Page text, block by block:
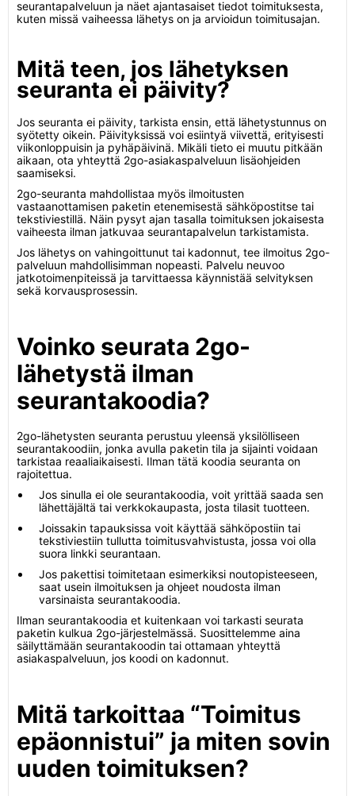
seurantapalveluun ja näet ajantasaiset tiedot toimituksesta,
kuten missä vaiheessa lähetys on ja arvioidun toimitusajan.
Mitä teen, jos lähetyksen
seuranta ei päivity?
Jos seuranta ei päivity, tarkista ensin, että lähetystunnus on
syötetty oikein. Päivityksissä voi esiintyä viivettä, erityisesti
viikonloppuisin ja pyhäpäivinä. Mikäli tieto ei muutu pitkään
aikaan, ota yhteyttä 2go-asiakaspalveluun lisäohjeiden
saamiseksi.
2go-seuranta mahdollistaa myös ilmoitusten
vastaanottamisen paketin etenemisestä sähköpostitse tai
tekstiviestillä. Näin pysyt ajan tasalla toimituksen jokaisesta
vaiheesta ilman jatkuvaa seurantapalvelun tarkistamista.
Jos lähetys on vahingoittunut tai kadonnut, tee ilmoitus 2go-
palveluun mahdollisimman nopeasti. Palvelu neuvoo
jatkotoimenpiteissä ja tarvittaessa käynnistää selvityksen
sekä korvausprosessin.
Voinko seurata 2go-
lähetystä ilman
seurantakoodia?
2go-lähetysten seuranta perustuu yleensä yksilölliseen
seurantakoodiin, jonka avulla paketin tila ja sijainti voidaan
tarkistaa reaaliaikaisesti. Ilman tätä koodia seuranta on
rajoitettua.
Jos sinulla ei ole seurantakoodia, voit yrittää saada sen
lähettäjältä tai verkkokaupasta, josta tilasit tuotteen.
Joissakin tapauksissa voit käyttää sähköpostiin tai
tekstiviestiin tullutta toimitusvahvistusta, jossa voi olla
suora linkki seurantaan.
Jos pakettisi toimitetaan esimerkiksi noutopisteeseen,
saat usein ilmoituksen ja ohjeet noudosta ilman
varsinaista seurantakoodia.
Ilman seurantakoodia et kuitenkaan voi tarkasti seurata
paketin kulkua 2go-järjestelmässä. Suosittelemme aina
säilyttämään seurantakoodin tai ottamaan yhteyttä
asiakaspalveluun, jos koodi on kadonnut.
Mitä tarkoittaa “Toimitus
epäonnistui” ja miten sovin
uuden toimituksen?